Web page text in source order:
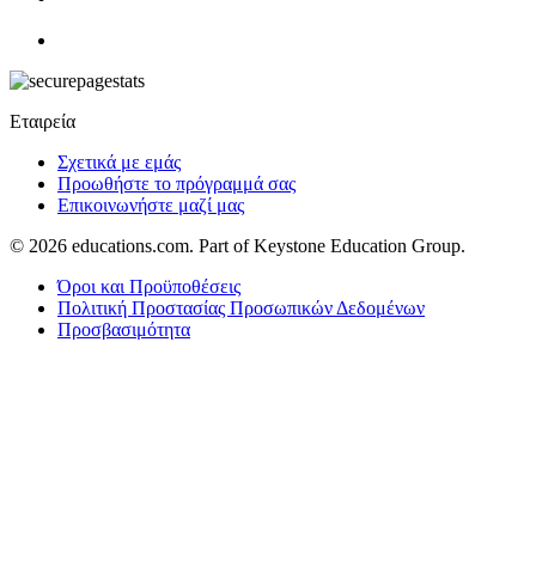
Εταιρεία
Σχετικά με εμάς
Προωθήστε το πρόγραμμά σας
Επικοινωνήστε μαζί μας
© 2026 educations.com. Part of Keystone Education Group.
Όροι και Προϋποθέσεις
Πολιτική Προστασίας Προσωπικών Δεδομένων
Προσβασιμότητα